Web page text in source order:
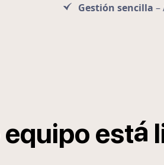
Gestión sencilla –
equipo está